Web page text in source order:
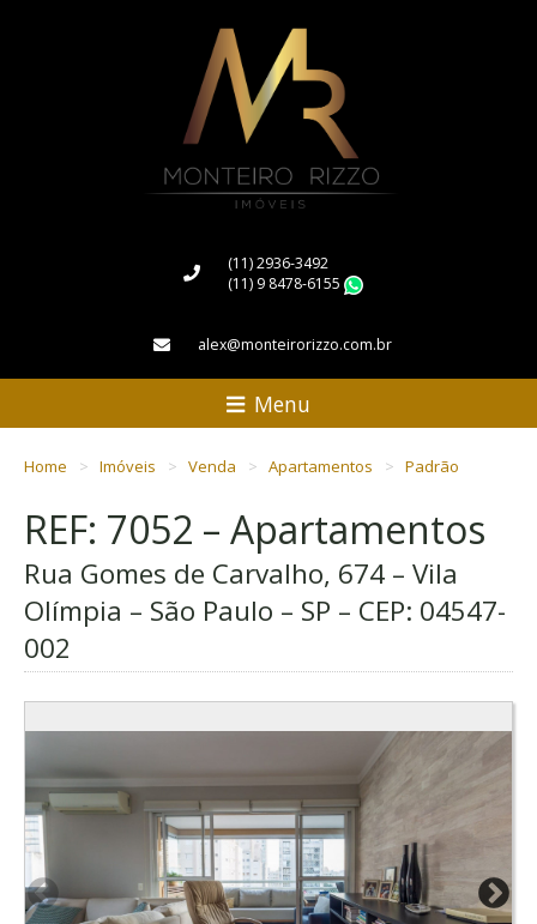
(11) 2936-3492
(11) 9 8478-6155
alex@monteirorizzo.com.br
Menu
Home Imóveis Venda Apartamentos Padrão
REF: 7052 – Apartamentos
Rua Gomes de Carvalho, 674 – Vila
Olímpia – São Paulo – SP – CEP: 04547-
002